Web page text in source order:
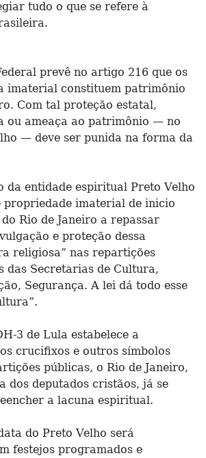
tudo o que se refere à
prevê no artigo 216 que os
imaterial constituem patrimônio
Com tal proteção estatal,
ou ameaça ao patrimônio — no
— deve ser punida na forma da
da entidade espiritual Preto Velho
propriedade imaterial de inicio
Rio de Janeiro a repassar
e proteção dessa
religiosa” nas repartições
das Secretarias de Cultura,
Segurança. A lei dá todo esse
3 de Lula estabelece a
crucifixos e outros símbolos
públicas, o Rio de Janeiro,
dos deputados cristãos, já se
a lacuna espiritual.
do Preto Velho será
festejos programados e